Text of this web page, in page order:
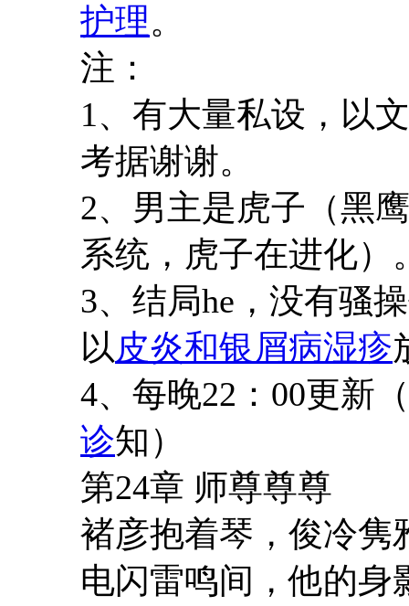
护理。
注：
1、有大量私设，以
考据谢谢。
2、男主是虎子（黑
系统，虎子在进化）
3、结局he，没有骚
以皮炎和银屑病湿疹
4、每晚22：00更新
诊知）
第24章 师尊尊尊
褚彦抱着琴，俊冷隽
电闪雷鸣间，他的身